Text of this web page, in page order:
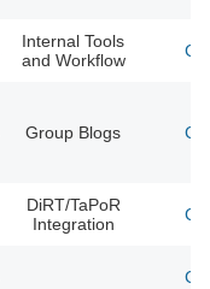
Internal Tools
and Workflow
Group Blogs
DiRT/TaPoR
Integration